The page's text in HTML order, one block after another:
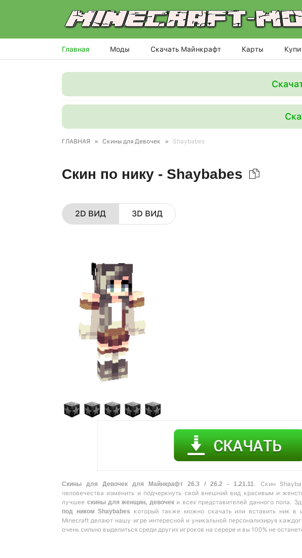
Главная Моды Скачать Майнкрафт Карты
ГЛАВНАЯ » Скины для Девочек » Shaybabes
Скин по нику - Shaybabes
2D ВИД 3D ВИД
Скины для Девочек для Майнкрафт 26.3 / 26.2 - 1.21.11 . Скин
человечества изменить и подчеркнуть свой внешний вид красивым и
лучшее скины для женщин, девочеки всех представителей данного пола.
под ником Shaybabes который также можно скачать или вставить ник в
Minecraft делают нашу игре интересной и уникальной персонализируя
очень сильно выделиться среди других игроков на серере и вы 100% не